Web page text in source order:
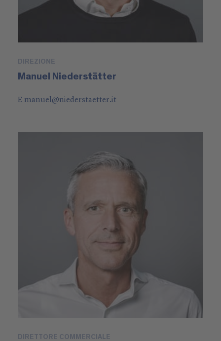
DIREZIONE
Manuel Niederstätter
E manuel@niederstaetter.it
DIRETTORE COMMERCIALE